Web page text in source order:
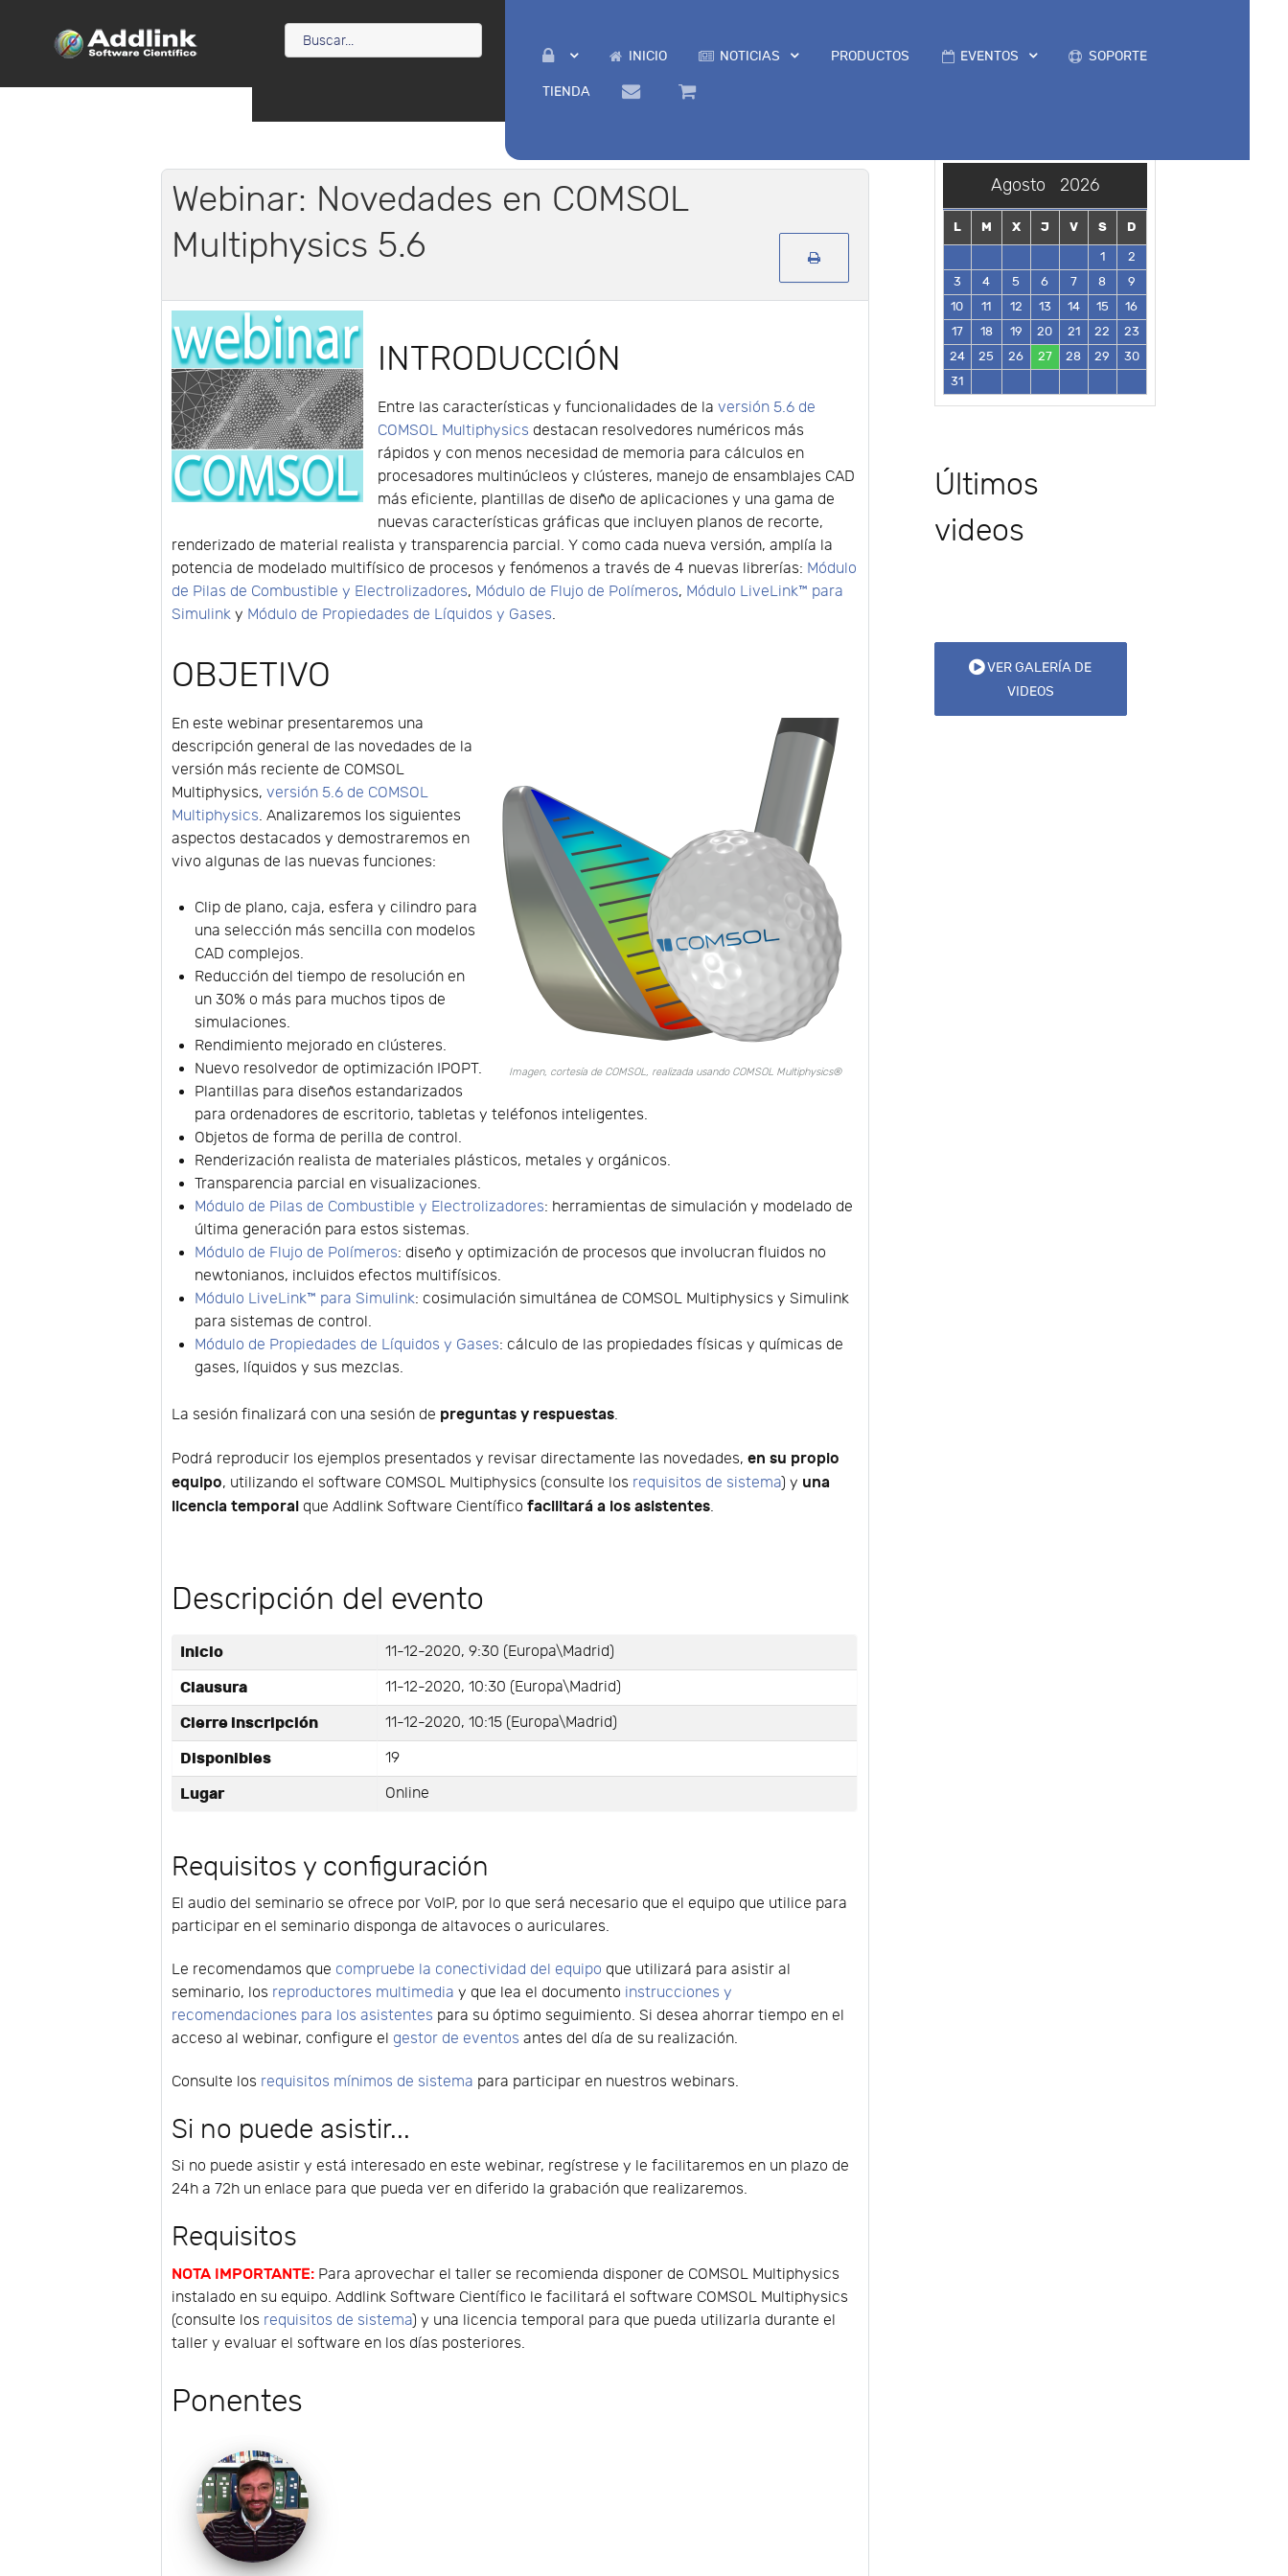
INICIO NOTICIAS PRODUCTOS EVENTOS SOPORTE
TIENDA
Webinar: Novedades en COMSOL
Multiphysics 5.6
INTRODUCCIÓN
Entre las características y funcionalidades de laversión 5.6 de
COMSOL Multiphysics destacan resolvedores numéricos más
rápidos y con menos necesidad de memoria para cálculos en
procesadores multinúcleos y clústeres, manejo de ensamblajes CAD
más eficiente, plantillas de diseño de aplicaciones y una gama de
nuevas características gráficas que incluyen planos de recorte,
renderizado de material realista y transparencia parcial. Y como cada nueva versión, amplía la
potencia de modelado multifísico de procesos y fenómenos a través de 4 nuevas librerías: Módulo
de Pilas de Combustible y Electrolizadores, Módulo de Flujo de Polímeros, Módulo LiveLink™ para
Simulink y Módulo de Propiedades de Líquidos y Gases.
OBJETIVO
Imagen, cortesía de COMSOL, realizada usando COMSOL Multiphysics®
En este webinar presentaremos una
descripción general de las novedades de la
versión más reciente de COMSOL
Multiphysics,versión 5.6 de COMSOL
Multiphysics. Analizaremos los siguientes
aspectos destacados y demostraremos en
vivo algunas de las nuevas funciones:
Clip de plano, caja, esfera y cilindro para
una selección más sencilla con modelos
CAD complejos.
Reducción del tiempo de resolución en
un 30% o más para muchos tipos de
simulaciones.
Rendimiento mejorado en clústeres.
Nuevo resolvedor de optimización IPOPT.
Plantillas para diseños estandarizados
para ordenadores de escritorio, tabletas y teléfonos inteligentes.
Objetos de forma de perilla de control.
Renderización realista de materiales plásticos, metales y orgánicos.
Transparencia parcial en visualizaciones.
Módulo de Pilas de Combustible y Electrolizadores: herramientas de simulación y modelado de
última generación para estos sistemas.
Módulo de Flujo de Polímeros: diseño y optimización de procesos que involucran fluidos no
newtonianos, incluidos efectos multifísicos.
Módulo LiveLink™ para Simulink: cosimulación simultánea de COMSOL Multiphysics y Simulink
para sistemas de control.
Módulo de Propiedades de Líquidos y Gases: cálculo de las propiedades físicas y químicas de
gases, líquidos y sus mezclas.
La sesión finalizará con una sesión de preguntas y respuestas.
Podrá reproducir los ejemplos presentados y revisar directamente las novedades,en su propio
equipo, utilizando el software COMSOL Multiphysics (consulte los requisitos de sistema) y una
licencia temporal que Addlink Software Científicofacilitará a los asistentes.
Descripción del evento
Inicio 11-12-2020, 9:30 (Europa\Madrid)
Clausura 11-12-2020, 10:30 (Europa\Madrid)
Cierre inscripción 11-12-2020, 10:15 (Europa\Madrid)
Disponibles 19
Lugar Online
Requisitos y configuración
El audio del seminario se ofrece por VoIP, por lo que será necesario que el equipo que utilice para
participar en el seminario disponga de altavoces o auriculares.
Le recomendamos que compruebe la conectividad del equipo que utilizará para asistir al
seminario, los reproductores multimedia y que lea el documento instrucciones y
recomendaciones para los asistentes para su óptimo seguimiento. Si desea ahorrar tiempo en el
acceso al webinar, configure el gestor de eventos antes del día de su realización.
Consulte los requisitos mínimos de sistema para participar en nuestros webinars.
Si no puede asistir...
Si no puede asistir y está interesado en este webinar, regístrese y le facilitaremos en un plazo de
24h a 72h un enlace para que pueda ver en diferido la grabación que realizaremos.
Requisitos
NOTA IMPORTANTE: Para aprovechar el taller se recomienda disponer de COMSOL Multiphysics
instalado en su equipo. Addlink Software Científico le facilitará el software COMSOL Multiphysics
(consulte los requisitos de sistema) y una licencia temporal para que pueda utilizarla durante el
taller y evaluar el software en los días posteriores.
Ponentes
Agosto 2026
L M X J V S
D
1
2
3
4 5 6 7 8
9
10
11 12 13 14 15
16
17
18 19 20 21 22
23
24
25 26 27 28 29
30
31
Últimos
videos
VER GALERÍA DE
VIDEOS